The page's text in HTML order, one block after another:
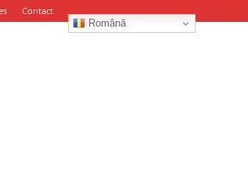
Contact
Română